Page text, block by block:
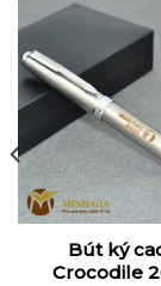
Bút ký
Crocodile